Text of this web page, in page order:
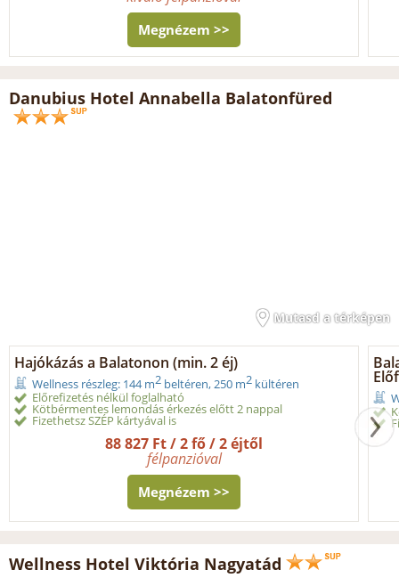
Megnézem >>
Danubius Hotel Annabella Balatonfüred
Mutasd a térképen
Hajókázás a Balatonon (min. 2 éj)
Wellness részleg: 144 m2 beltéren, 250 m2 kültéren
Előrefizetés nélkül foglalható
Kötbérmentes lemondás érkezés előtt 2 nappal
Fizethetsz SZÉP kártyával is
88 827 Ft / 2 fő / 2 éjtől
félpanzióval
Megnézem >>
Wellness Hotel Viktória Nagyatád